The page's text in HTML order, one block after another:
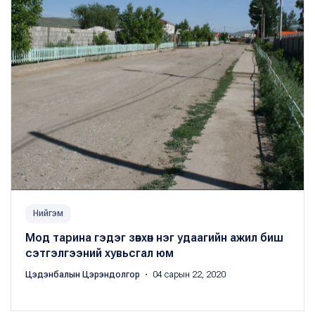
Нийгэм
Мод тарина гэдэг зөвхөн нэг удаагийн ажил биш
сэтгэлгээний хувьсгал юм
Цэдэнбалын Цэрэндолгор ・ 04 сарын 22, 2020